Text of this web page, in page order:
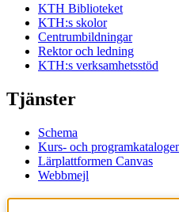
KTH Biblioteket
KTH:s skolor
Centrumbildningar
Rektor och ledning
KTH:s verksamhetsstöd
Tjänster
Schema
Kurs- och
Lärplattformen Canvas
Webbmejl